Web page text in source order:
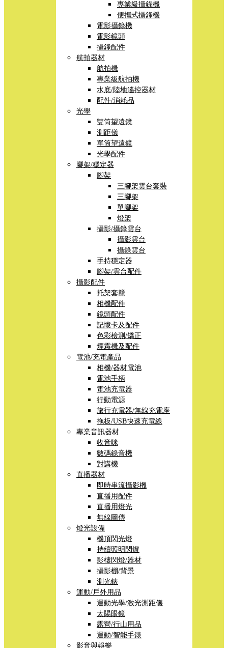
專業級攝錄機
便攜式攝錄機
電影攝錄機
電影鏡頭
攝錄配件
航拍器材
航拍機
專業級航拍機
水底/陸地遙控器材
配件/消耗品
光學
雙筒望遠鏡
測距儀
單筒望遠鏡
光學配件
腳架/穩定器
腳架
三腳架雲台套裝
三腳架
單腳架
燈架
攝影/攝錄雲台
攝影雲台
攝錄雲台
手持穩定器
腳架/雲台配件
攝影配件
托架套籠
相機配件
鏡頭配件
記憶卡及配件
色彩檢測/矯正
煙霧機及配件
電池/充電產品
相機/器材電池
電池手柄
電池充電器
行動電源
旅行充電器/無線充電座
拖板/USB快速充電線
專業音訊器材
收音咪
數碼錄音機
對講機
直播器材
即時串流攝影機
直播用配件
直播用燈光
無線圖傳
燈光設備
機頂閃光燈
持續照明閃燈
影樓閃燈/器材
攝影棚/背景
測光錶
運動/戶外用品
運動光學/激光測距儀
太陽眼鏡
露營/行山用品
運動/智能手錶
影音與娛樂